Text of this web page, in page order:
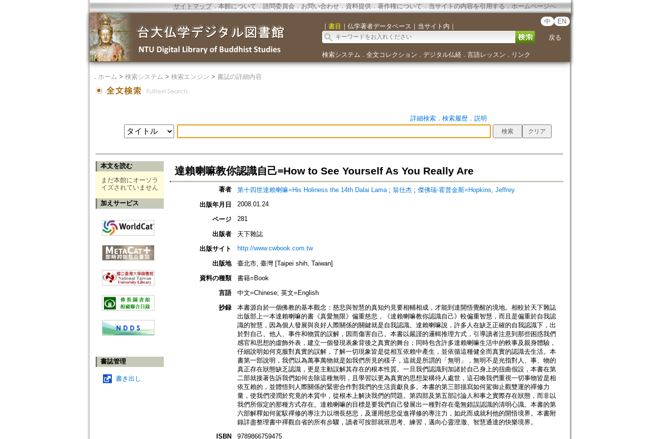
サイトマップ．本館について ． 諮問委員会． お問い合わせ． 資料提供． 著作権について．当サイトの内容を引用する ． ホームページへ
｜ 書目 ｜ 仏学著者データベース ｜ 当サイト内 ｜
中 EN
戻る
検索システム ． 全文コレクション ． デジタル仏経． 言語レッスン ． リンク
． ホーム > 検索システム > 検索エンジン > 書誌の詳細内容
詳細検索． 検索履歴． 説明
本文を読む
まだ本館にオーソラ
イズされていません
加えサービス
書誌管理
書き出し
達賴喇嘛教你認識自己=How to See Yourself As You Really Are
著者 第十四世達賴喇嘛=His Holiness the 14th Dalai Lama ; 翁仕杰 ; 傑佛瑞‧霍普金斯=Hopkins, Jeffrey
出版年月日
2008.01.24
ページ 281
出版者
天下雜誌
出版サイト
http://www.cwbook.com.tw
出版地
臺北市, 臺灣 [Taipei shih, Taiwan]
資料の種類
書籍=Book
言語
中文=Chinese; 英文=English
抄録
本書源自於一個佛教的基本觀念：慈悲與智慧的真知灼見要相輔相成，才能到達開悟覺醒的境地。相較於天下雜誌
出版部上一本達賴喇嘛的書《真愛無限》偏重慈悲，《達賴喇嘛教你認識自己》較偏重智慧，而且是偏重於自我認
識的智慧，因為個人發展與良好人際關係的關鍵就是自我認識。達賴喇嘛說，許多人在缺乏正確的自我認識下，出
於對自己、他人、事件和物質的誤解，因而傷害自己。本書以嚴謹的邏輯推理方式，引導讀者注意到那些困惑我們
感官和思想的虛飾外表，建立一個發現表象背後之真實的舞台；同時包含許多達賴喇嘛生活中的軼事及親身體驗，
仔細說明如何克服對真實的誤解，了解一切現象皆是從相互依賴中產生，並依循這種健全而真實的認識去生活。本
書第一部說明，我們以為萬事萬物就是如我們所見的樣子，這就是所謂的「無明」，無明不是光指對人、事、物的
真正存在狀態缺乏認識，更是主動誤解其存在的根本性質。一旦我們認識到加諸於自己身上的扭曲假設，本書在第
二部就接著告訴我們如何去除這種無明，且學習以更為真實的思想架構待人處世，這召喚我們重視一切事物皆是相
依互賴的，並體悟到人際關係的緊密合作對我們的生活貢獻良多。本書的第三部描寫如何駕御止觀雙運的禪修力
量，使我們浸潤於究竟的本質中，從根本上解決我們的問題。第四部及第五部討論人和事之實際存在狀態，而非以
我們所假定的那種方式存在。達賴喇嘛的目標是要我們自己發展出一種對存在毫無錯誤認識的清明心識。本書的第
六部解釋如何駕馭禪修的專注力以增長慈悲，及運用慈悲促進禪修的專注力，如此而成就利他的開悟境界。本書附
錄詳盡整理書中禪觀自省的所有步驟，讀者可按部就班思考、練習，邁向心靈澄澈、智慧通達的快樂境界。
ISBN
9789866759475